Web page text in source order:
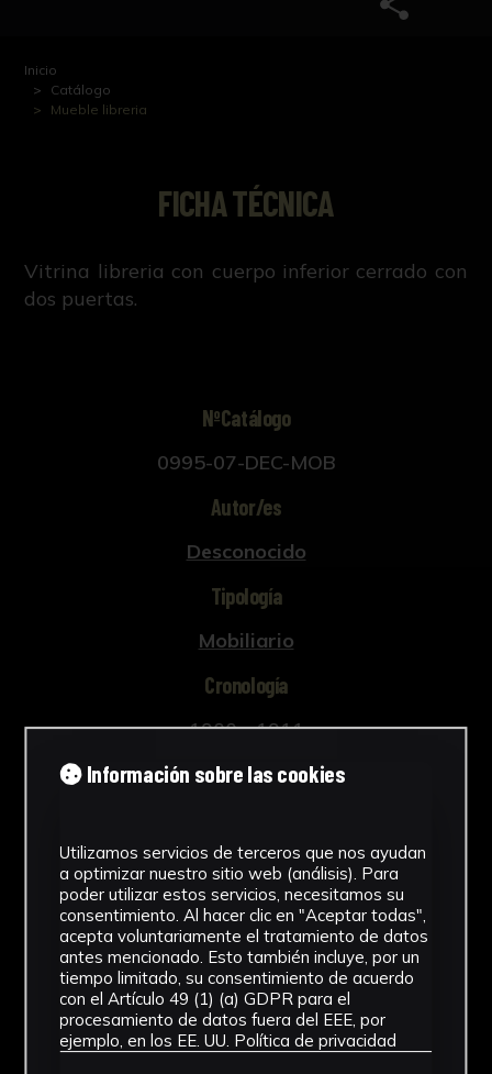
Inicio
Catálogo
Mueble libreria
FICHA TÉCNICA
Vitrina libreria con cuerpo inferior cerrado con
dos puertas.
NºCatálogo
0995-07-DEC-MOB
Autor/es
Desconocido
Tipología
Mobiliario
Cronología
1900 - 1911
Estilo
Ubicación
Facultad de Derecho
Ver más
Descargar Ficha
Información sobre las cookies
Utilizamos servicios de terceros que nos ayudan
a optimizar nuestro sitio web (análisis). Para
poder utilizar estos servicios, necesitamos su
consentimiento. Al hacer clic en "Aceptar todas",
acepta voluntariamente el tratamiento de datos
antes mencionado. Esto también incluye, por un
tiempo limitado, su consentimiento de acuerdo
con el Artículo 49 (1) (a) GDPR para el
procesamiento de datos fuera del EEE, por
ejemplo, en los EE. UU. Política de privacidad